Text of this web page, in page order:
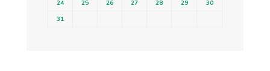
24
25 26 27 28 29
30
31